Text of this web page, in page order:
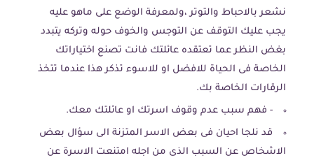
نشعر بالاحباط والتوتر ،ولمعرفة الوضع على ماهو عليه
يجب عليك التوقف عن التوجس والخوف حوله وتركه يتبدد
بغض النظر عما تعتقده عائلتك فانت تصنع اختياراتك
الخاصة فى الحياة للافضل او للاسوء تذكر هذا عندما تتخذ
الرقارات الخاصة بك.
- فهم سبب عدم وقوف اسرتك او عائلتك معك.
قد نلجا احيان فى بعض الاسر المتزنة الى سؤال بعض
الاشخاص عن السبب الذى من اجله امتنعت الاسرة عن